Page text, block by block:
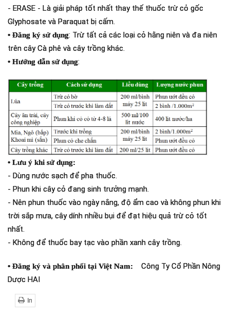
- ERASE - Là giải pháp tốt nhất thay thế thuốc trừ cỏ gốc
Glyphosate và Paraquat bị cấm.
• Đăng ký sử dụng: Trừ tất cả các loại cỏ hằng niên và đa niên
trên cây Cà phê và cây trồng khác.
• Hướng dẫn sử dụng:
• Lưu ý khi sử dụng:
- Dùng nước sạch để pha thuốc.
- Phun khi cây cỏ đang sinh trưởng mạnh.
- Nên phun thuốc vào ngày nắng, độ ẩm cao và không phun khi
trời sắp mưa, cây dính nhiều bụi để đạt hiệu quả trừ cỏ tốt
nhất.
- Không để thuốc bay tạc vào phần xanh cây trồng.
• Đăng ký và phân phối tại Việt Nam:
Công Ty Cổ Phần Nông
Dược HAI
In